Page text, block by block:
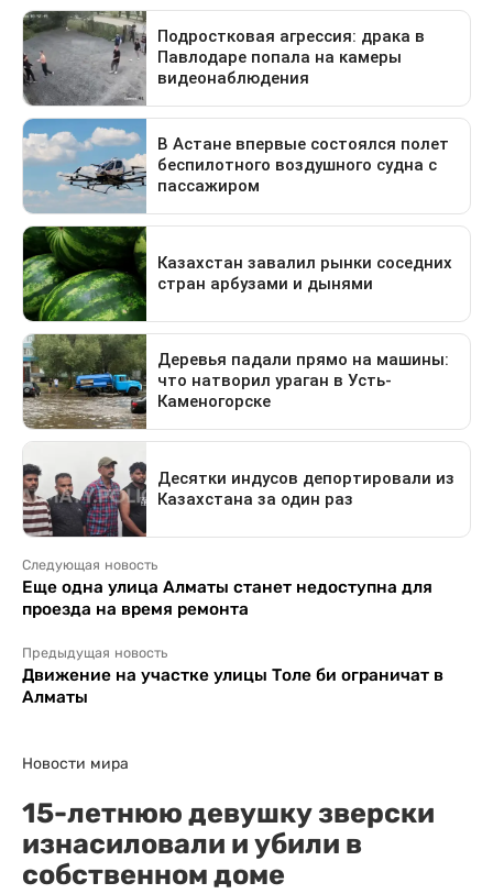
Следующая новость
Еще одна улица Алматы станет недоступна для
проезда на время ремонта
Предыдущая новость
Движение на участке улицы Толе би ограничат в
Алматы
Новости мира
15-летнюю девушку зверски
изнасиловали и убили в
собственном доме